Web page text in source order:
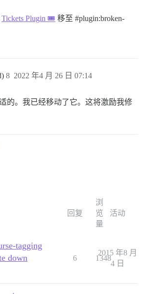
Tickets Plugin 🎟 移至#plugin:broken-
2022 年4 月 26 日 07:14
8
的。我已经移动了它。这将激励我修
回复
浏
览
量
活动
tagging
down
6 1348
2015 年8 月
4 日